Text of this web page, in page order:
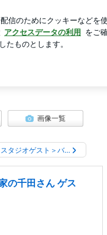
新規登録
画像一覧
スタジオゲスト＞バ…
の千田さん ゲス